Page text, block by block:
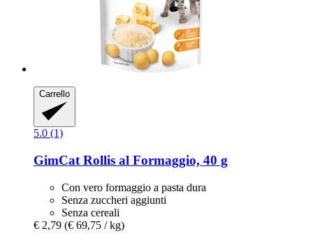
Carrello
5.0 (1)
GimCat Rollis al Formaggio, 40 g
Con vero formaggio a pasta dura
Senza zuccheri aggiunti
Senza cereali
€ 2,79 (€ 69,75 / kg)